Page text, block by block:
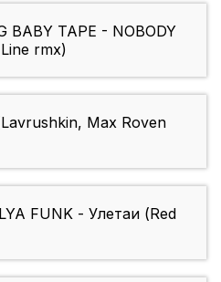
BABY TAPE - NOBODY
rmx)
Max Roven
FUNK - Улетаи (Red